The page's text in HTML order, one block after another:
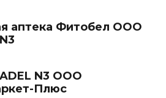
аптека Фитобел ООО
N3 ООО
Плюс